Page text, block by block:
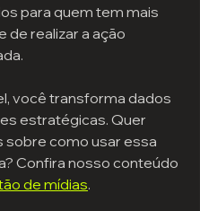
para quem tem mais
de realizar a ação
você transforma dados
estratégicas. Quer
sobre como usar essa
Confira nosso conteúdo
de mídias.